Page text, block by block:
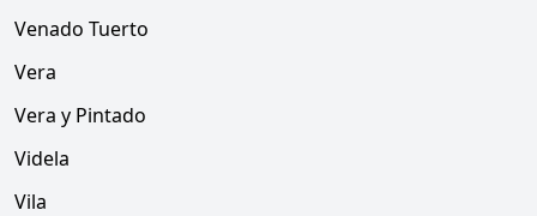
Venado Tuerto
Vera
Vera y Pintado
Videla
Vila